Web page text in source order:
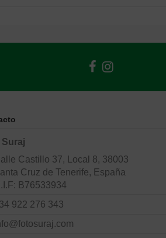
Suraj
Castillo 37, Local 8, 38003
Cruz de Tenerife, España
B76533934
922 276 343